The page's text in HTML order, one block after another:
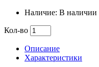
Наличие: В наличии
Кол-во
Описание
Характеристики